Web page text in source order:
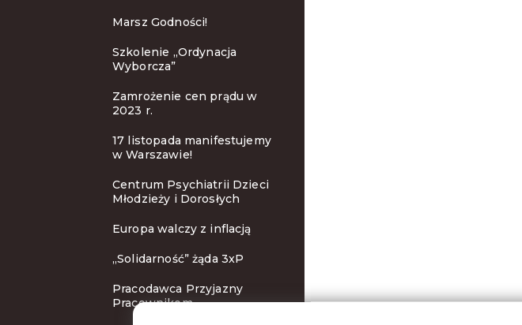
Marsz Godności!
Szkolenie ,,Ordynacja
Wyborcza”
Zamrożenie cen prądu w
2023 r.
17 listopada manifestujemy
w Warszawie!
Centrum Psychiatrii Dzieci
Młodzieży i Dorosłych
Europa walczy z inflacją
„Solidarność” żąda 3xP
Pracodawca Przyjazny
Pracownikom